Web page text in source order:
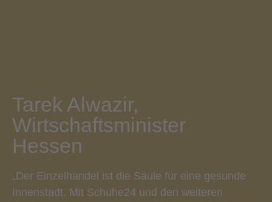
Tarek Alwazir,
Wirtschaftsminister
Hessen
„Der Einzelhandel ist die Säule für eine gesunde
Innenstadt. Mit Schuhe24 und den weiteren